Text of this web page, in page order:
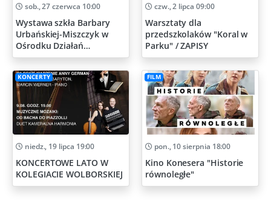
sob., 27 czerwca 10:00
Wystawa szkła Barbary
Urbańskiej-Miszczyk w
Ośrodku Działań
Artystycznych
czw., 2 lipca 09:00
Warsztaty dla
przedszkolaków "Koral w
Parku" / ZAPISY
KONCERTY
niedz., 19 lipca 19:00
KONCERTOWE LATO W
KOLEGIACIE WOLBORSKIEJ
FILM
pon., 10 sierpnia 18:00
Kino Konesera "Historie
równoległe"